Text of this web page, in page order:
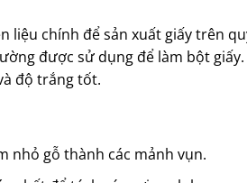
liệu chính để sản xuất giấy trên
được sử dụng để làm bột
độ trắng tốt.
nhỏ gỗ thành các mảnh vụn.